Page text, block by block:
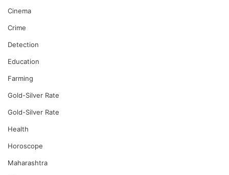
Cinema
Crime
Detection
Education
Farming
Gold-Silver Rate
Gold-Silver Rate
Health
Horoscope
Maharashtra